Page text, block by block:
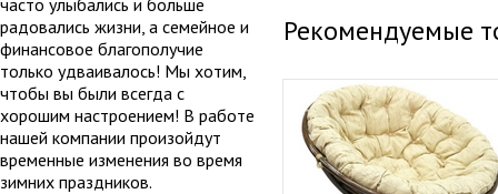
часто улыбались и больше
радовались жизни, а семейное и
финансовое благополучие
только удваивалось! Мы хотим,
чтобы вы были всегда с
хорошим настроением! В работе
нашей компании произойдут
временные изменения во время
зимних праздников.
Рекомендуемые